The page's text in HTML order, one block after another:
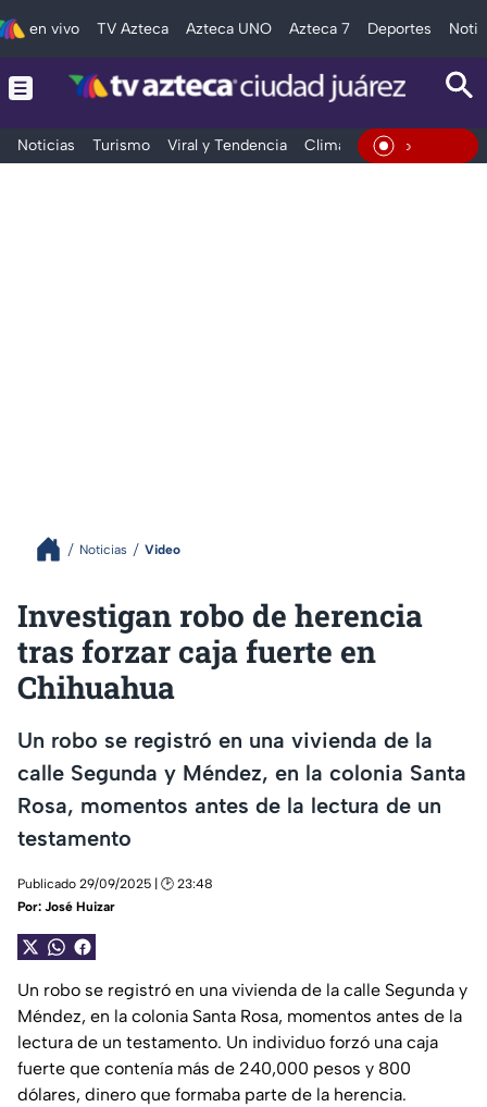
en vivo TV Azteca Azteca UNO Azteca 7 Deportes
Noticias Turismo Viral y Tendencia Clima Deportes En Vivo
Noticias Video
Investigan robo de herencia
tras forzar caja fuerte en
Chihuahua
Un robo se registró en una vivienda de la
calle Segunda y Méndez, en la colonia Santa
Rosa, momentos antes de la lectura de un
testamento
Publicado 29/09/2025 | 🕑 23:48
Por: José Huizar
Un robo se registró en una vivienda de la calle Segunda y
Méndez, en la colonia Santa Rosa, momentos antes de la
lectura de un testamento. Un individuo forzó una caja
fuerte que contenía más de 240,000 pesos y 800
dólares, dinero que formaba parte de la herencia.